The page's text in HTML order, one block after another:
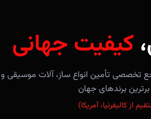
کیفیت جهانی
۳۰ سال تجربه، مرجع تخصصی تأمین انواع ساز، آلات
برندهای جهان
از کالیفرنیا، آمریکا)